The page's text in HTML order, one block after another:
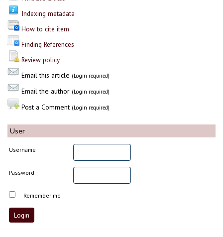
Indexing metadata
How to cite item
Finding References
Review policy
Email this article (Login required)
Email the author (Login required)
Post a Comment (Login required)
User
Username
Password
Remember me